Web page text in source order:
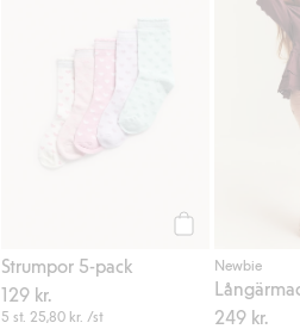
Strumpor 5-pack
129 kr.
5 st.25,80 kr. /st
Newbie
249 kr.